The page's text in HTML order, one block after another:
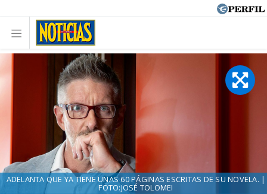
ADELANTA QUE YA TIENE UNAS 60 PÁGINAS ESCRITAS DE SU NOVELA. |
FOTO:JOSÉ TOLOMEI